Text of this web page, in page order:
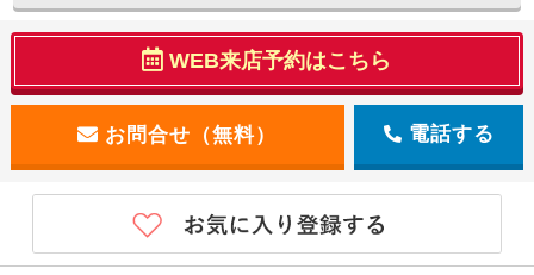
WEB来店予約はこちら
電話する